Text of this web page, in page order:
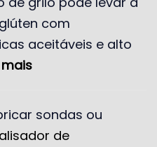
com
aceitáveis ​​e alto
sondas ou
de